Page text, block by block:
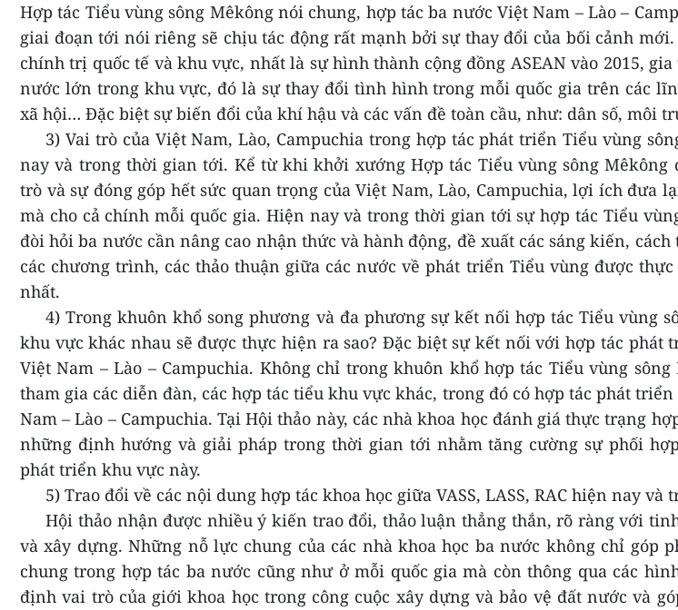
Hợp tác Tiểu vùng sông Mêkông nói chung, hợp tác ba nước Việt Nam – Lào –
giai đoạn tới nói riêng sẽ chịu tác động rất mạnh bởi sự thay đổi của bối cảnh
chính trị quốc tế và khu vực, nhất là sự hình thành cộng đồng ASEAN vào 2015,
nước lớn trong khu vực, đó là sự thay đổi tình hình trong mỗi quốc gia trên các
xã hội… Đặc biệt sự biến đổi của khí hậu và các vấn đề toàn cầu, như: dân số, môi
3) Vai trò của Việt Nam, Lào, Campuchia trong hợp tác phát triển Tiểu vùng
nay và trong thời gian tới. Kể từ khi khởi xướng Hợp tác Tiểu vùng sông Mêkông
trò và sự đóng góp hết sức quan trọng của Việt Nam, Lào, Campuchia, lợi ích đưa
mà cho cả chính mỗi quốc gia. Hiện nay và trong thời gian tới sự hợp tác Tiểu
đòi hỏi ba nước cần nâng cao nhận thức và hành động, đề xuất các sáng kiến,
các chương trình, các thảo thuận giữa các nước về phát triển Tiểu vùng được
nhất.
4) Trong khuôn khổ song phương và đa phương sự kết nối hợp tác Tiểu vùng
khu vực khác nhau sẽ được thực hiện ra sao? Đặc biệt sự kết nối với hợp tác phát
Việt Nam – Lào – Campuchia. Không chỉ trong khuôn khổ hợp tác Tiểu vùng
tham gia các diễn đàn, các hợp tác tiểu khu vực khác, trong đó có hợp tác phát triển
Nam – Lào – Campuchia. Tại Hội thảo này, các nhà khoa học đánh giá thực trạng
những định hướng và giải pháp trong thời gian tới nhằm tăng cường sự phối
phát triển khu vực này.
5) Trao đổi về các nội dung hợp tác khoa học giữa VASS, LASS, RAC hiện nay
Hội thảo nhận được nhiều ý kiến trao đổi, thảo luận thẳng thắn, rõ ràng với
và xây dựng. Những nỗ lực chung của các nhà khoa học ba nước không chỉ góp
chung trong hợp tác ba nước cũng như ở mỗi quốc gia mà còn thông qua các
định vai trò của giới khoa học trong công cuộc xây dựng và bảo vệ đất nước và